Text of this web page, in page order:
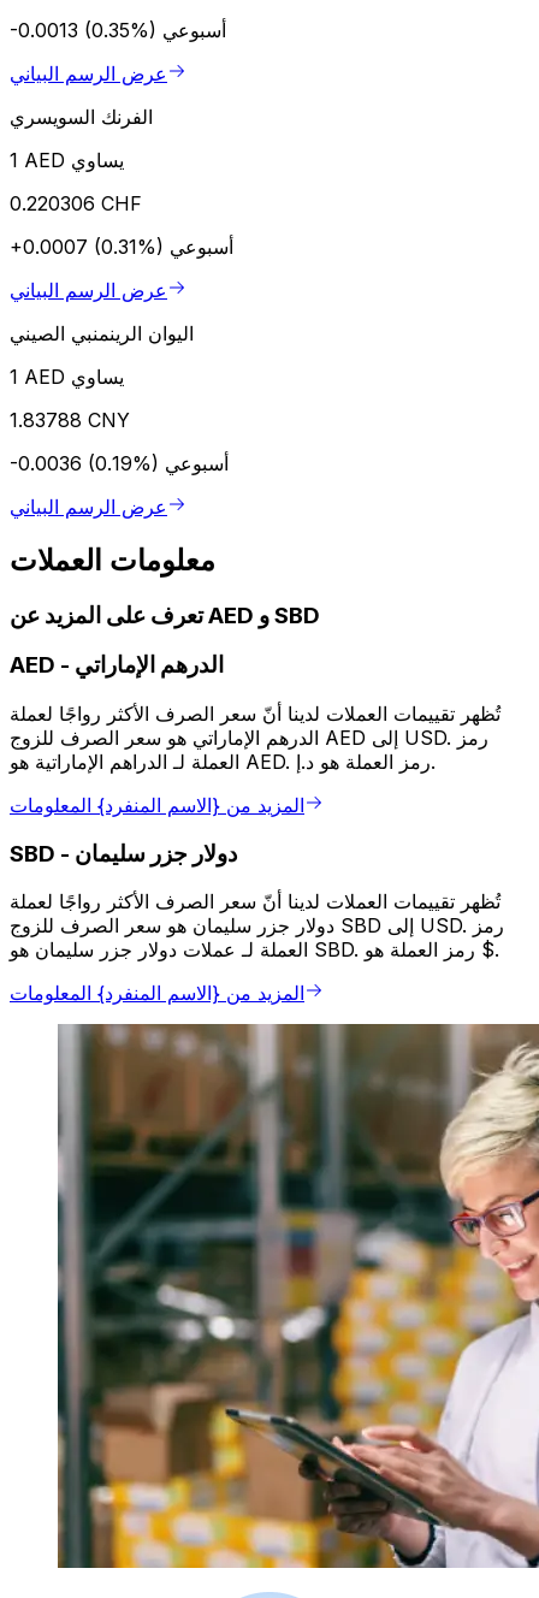
-0.0013 (0.35%) أسبوعي
عرض الرسم البياني
الفرنك السويسري
1 AED يساوي
0.220306 CHF
+0.0007 (0.31%) أسبوعي
عرض الرسم البياني
اليوان الرينمنبي الصيني
1 AED يساوي
1.83788 CNY
-0.0036 (0.19%) أسبوعي
عرض الرسم البياني
معلومات العملات
تعرف على المزيد عن AED و SBD
AED - الدرهم الإماراتي
تُظهر تقييمات العملات لدينا أنّ سعر الصرف الأكثر رواجًا لعملة
الدرهم الإماراتي هو سعر الصرف للزوج AED إلى USD. رمز
العملة لـ الدراهم الإماراتية هو AED. رمز العملة هو د.إ.
المزيد من {الاسم المنفرد} المعلومات
SBD - دولار جزر سليمان
تُظهر تقييمات العملات لدينا أنّ سعر الصرف الأكثر رواجًا لعملة
دولار جزر سليمان هو سعر الصرف للزوج SBD إلى USD. رمز
العملة لـ عملات دولار جزر سليمان هو SBD. رمز العملة هو $.
المزيد من {الاسم المنفرد} المعلومات